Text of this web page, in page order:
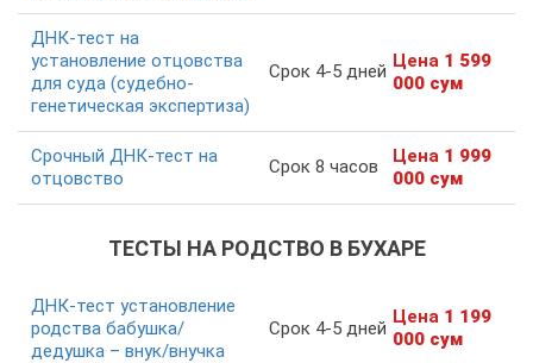
ДНК-тест на
установление отцовства
для суда (судебно-
генетическая экспертиза)
Срок 4-5 дней Цена 1 599
000 сум
Срочный ДНК-тест на
отцовство
Срок 8 часов Цена 1 999
000 сум
ТЕСТЫ НА РОДСТВО В БУХАРЕ
ДНК-тест установление
родства бабушка/
дедушка – внук/внучка
Срок 4-5 дней
Цена 1 199
000 сум